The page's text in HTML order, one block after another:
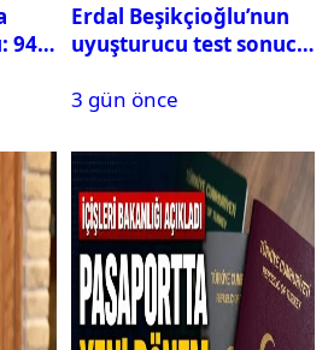
94
Erdal Beşikçioğlu’nun
uyuşturucu test sonucu
3 gün önce